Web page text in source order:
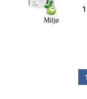
Miljø
1